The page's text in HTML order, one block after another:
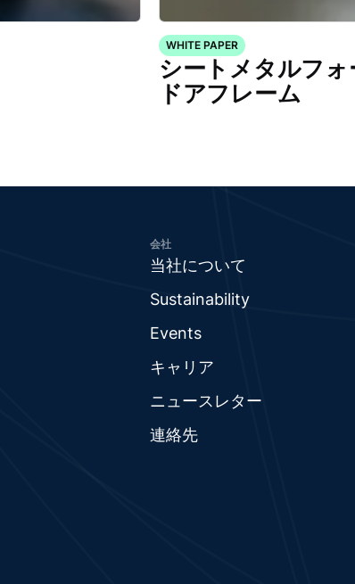
WHITE PAPER
シートメタルフォ
ドアフレーム
会社
当社について
Sustainability
Events
キャリア
ニュースレター
連絡先